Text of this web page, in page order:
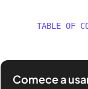
TABLE OF
Comece a